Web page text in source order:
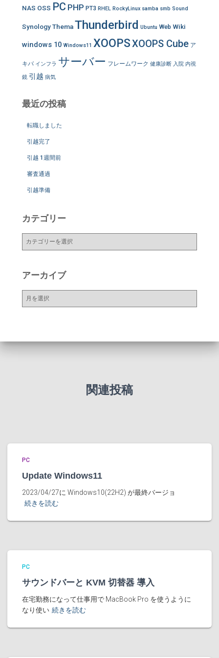
NAS OSS PC PHP PT3 RHEL RockyLinux samba smb Sound
SynologyThemaThunderbird Ubuntu Web Wiki
windows 10 Windows11 XOOPSXOOPS Cube ア
キバ インフラ サーバー フレームワーク 健康診断 入院 内視
鏡 引越 病気
最近の投稿
転職しました
引越完了
引越 1週間前
審査通過
引越準備
カテゴリー
ー
アーカイブ
ー
関連投稿
PC
Update Windows11
2023/04/27に Windows10(22H2) が最終バージョ
続きを読む
PC
サウンドバーと KVM 切替器 導入
在宅勤務になって仕事用で MacBook Pro を使うように
なり使い 続きを読む